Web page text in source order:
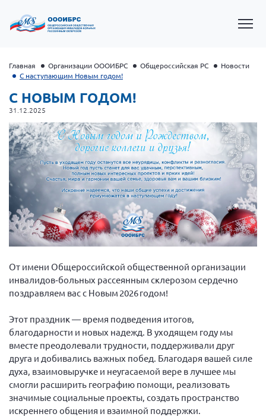
Президент Власов Я.В.
Первый вице-президент Кичигина Н. Ф.
Генеральный директор Матвиевская О.В.
Вице-президент Шишлянников Ф.В.
Информационная служба
Вице-президент Черненко Д.Е.
Вице-президент Валюх М.В.
Вице-президент Чернова А.В.
Вице-президент Цикорин И.В.
Вице-президент Груба Л.В.
Главная Организации ОООИБРС Общероссийская РС
Новости
С наступающим Новым годом!
С НОВЫМ ГОДОМ!
31.12.2025
От имени Общероссийской общественной организации
инвалидов‑больных рассеянным склерозом сердечно
поздравляем вас с Новым 2026 годом!
Этот праздник — время подведения итогов,
благодарности и новых надежд. В уходящем году мы
вместе преодолевали трудности, поддерживали друг
друга и добивались важных побед. Благодаря вашей силе
духа, взаимовыручке и неугасаемой вере в лучшее мы
смогли расширить географию помощи, реализовать
значимые социальные проекты, создать пространство
искреннего общения и взаимной поддержки.